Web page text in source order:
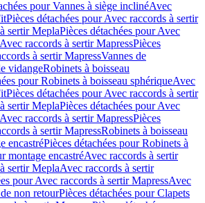
pour Vannes à siège inclinéAvec
Pièces détachées pour Avec raccords à sertir
sertir MeplaPièces détachées pour Avec
Avec raccords à sertir MapressPièces
à sertir MapressVannes de
vidangeRobinets à boisseau
pour Robinets à boisseau sphériqueAvec
Pièces détachées pour Avec raccords à sertir
sertir MeplaPièces détachées pour Avec
Avec raccords à sertir MapressPièces
à sertir MapressRobinets à boisseau
encastréPièces détachées pour Robinets à
montage encastréAvec raccords à sertir
sertir MeplaAvec raccords à sertir
pour Avec raccords à sertir MapressAvec
non retourPièces détachées pour Clapets